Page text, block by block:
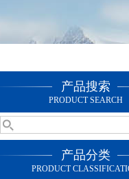
产品搜索
PRODUCT SEARCH
产品分类
PRODUCT